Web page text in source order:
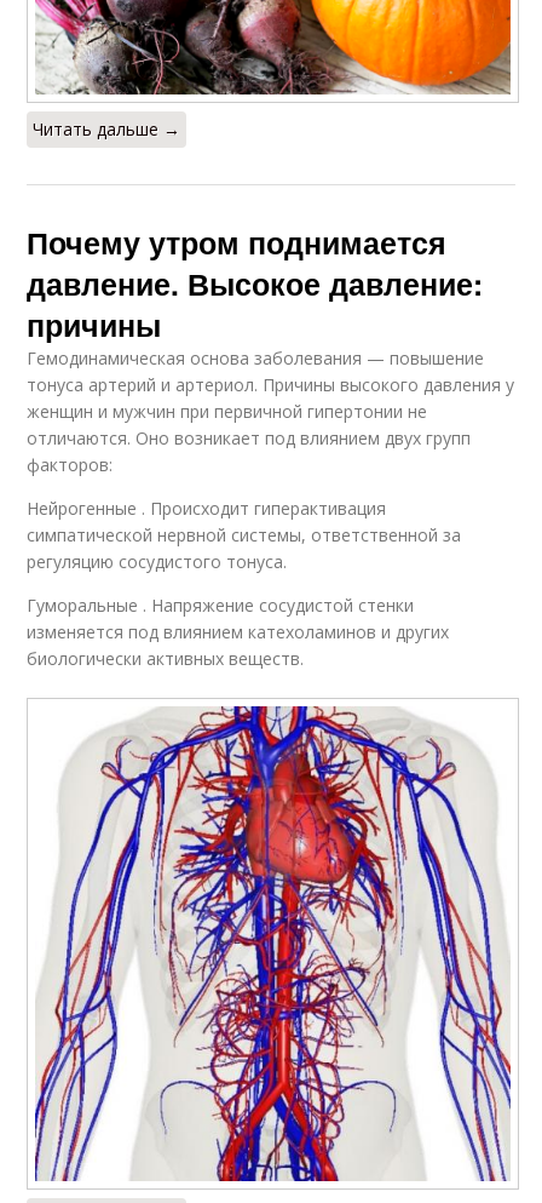
Читать дальше →
Почему утром поднимается
давление. Высокое давление:
причины
Гемодинамическая основа заболевания — повышение
тонуса артерий и артериол. Причины высокого давления у
женщин и мужчин при первичной гипертонии не
отличаются. Оно возникает под влиянием двух групп
факторов:
Нейрогенные . Происходит гиперактивация
симпатической нервной системы, ответственной за
регуляцию сосудистого тонуса.
Гуморальные . Напряжение сосудистой стенки
изменяется под влиянием катехоламинов и других
биологически активных веществ.